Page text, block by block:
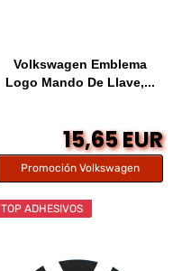
Volkswagen Emblema
Logo Mando De Llave,...
15,65 EUR
Promoción Volkswagen
TOP ADHESIVOS